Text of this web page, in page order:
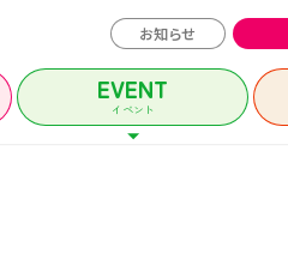
お知らせ
EVENT
イベント